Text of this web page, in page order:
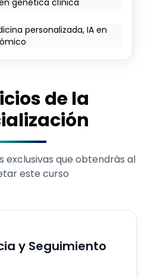
genética clínica
personalizada, IA en
de la
exclusivas que obtendrás al
este curso
y Seguimiento